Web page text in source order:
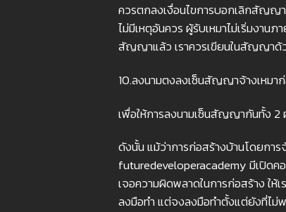
ควรตกลงเงื่อนไขการบอกเลิกสัญญา
ไม่มีเหตุอันควร ผู้รับเหมาไม่เริ่มงาน
สัญญาแล้ว เราควรเขียนในสัญญาด้ว
10.ลงนามตงลงเซ็นสัญญาจ้างเหมา
เพื่อให้การลงนามเซ็นสัญญากันทั้ง 2
ดังนั้น แม้ว่าการก่อสร้างบ้านโดยกา
futuredeveloperacademy มีเปิดคอ
เจอความผิดพลาดในการก่อสร้าง ให้
ลงมือทำ แต่จงลงมือทำตั้งแต่ยังที่ไม่